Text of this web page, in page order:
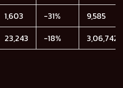
1,603 -31%
9,585
23,243 -18% 3,06,742